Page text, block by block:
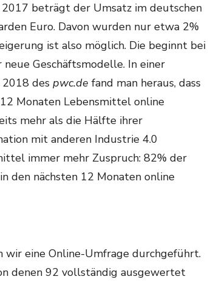
beträgt der Umsatz im deutschen
Euro. Davon wurden nur etwa 2%
ist also möglich. Die beginnt bei
Geschäftsmodelle. In einer
des pwc.de fand man heraus, dass
Monaten Lebensmittel online
mehr als die Hälfte ihrer
mit anderen Industrie 4.0
immer mehr Zuspruch: 82% der
den nächsten 12 Monaten online
wir eine Online-Umfrage durchgeführt.
denen 92 vollständig ausgewertet